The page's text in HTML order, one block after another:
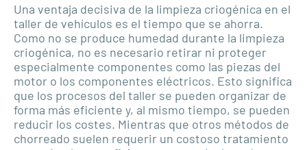
Una ventaja decisiva de la limpieza criogénica en el
taller de vehículos es el tiempo que se ahorra.
Como no se produce humedad durante la limpieza
criogénica, no es necesario retirar ni proteger
especialmente componentes como las piezas del
motor o los componentes eléctricos. Esto significa
que los procesos del taller se pueden organizar de
forma más eficiente y, al mismo tiempo, se pueden
reducir los costes. Mientras que otros métodos de
chorreado suelen requerir un costoso tratamiento